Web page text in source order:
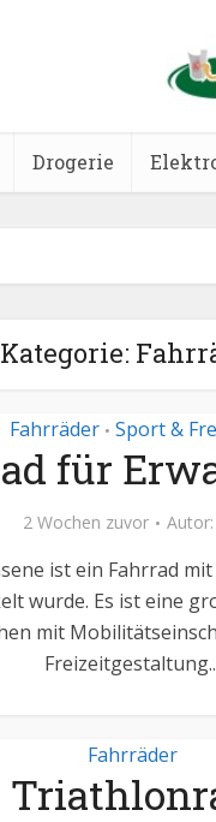
Drogerie
Kategorie:
Fahrräder • Sport &
für
2 Wochen zuvor Autor:
ist ein Fahrrad
wurde. Es ist eine
mit
Fahrräder